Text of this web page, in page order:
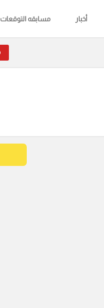
أخبار مسابقه التوقعات